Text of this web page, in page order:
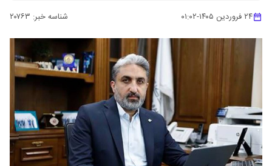
۲۴ فروردین ۱۴۰۵ -۰۱:۰۲ شناسه خبر: ۲۰۷۶۳